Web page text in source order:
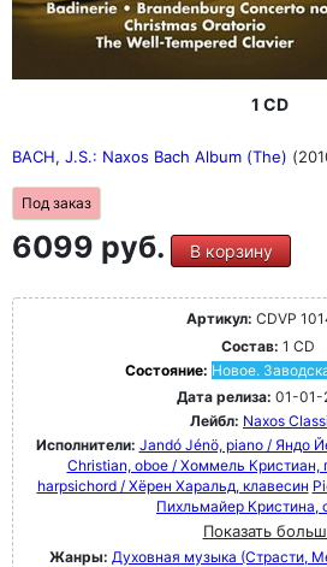
1 CD
BACH, J.S.: Naxos Bach Album (The)
Под заказ
6099 руб. В корзину
Артикул: CDVP
Состав: 1 CD
Состояние: Новое.
Дата релиза: 01-01-
Лейбл: Naxos
Исполнители: Jandó Jénö, piano / Яндо
Christian, oboe / Хоммель Кристиан,
harpsichord / Хёрен Харальд, клавесин
Пихльмайер Кристина,
Показать
Жанры: Духовная музыка (Страсти,